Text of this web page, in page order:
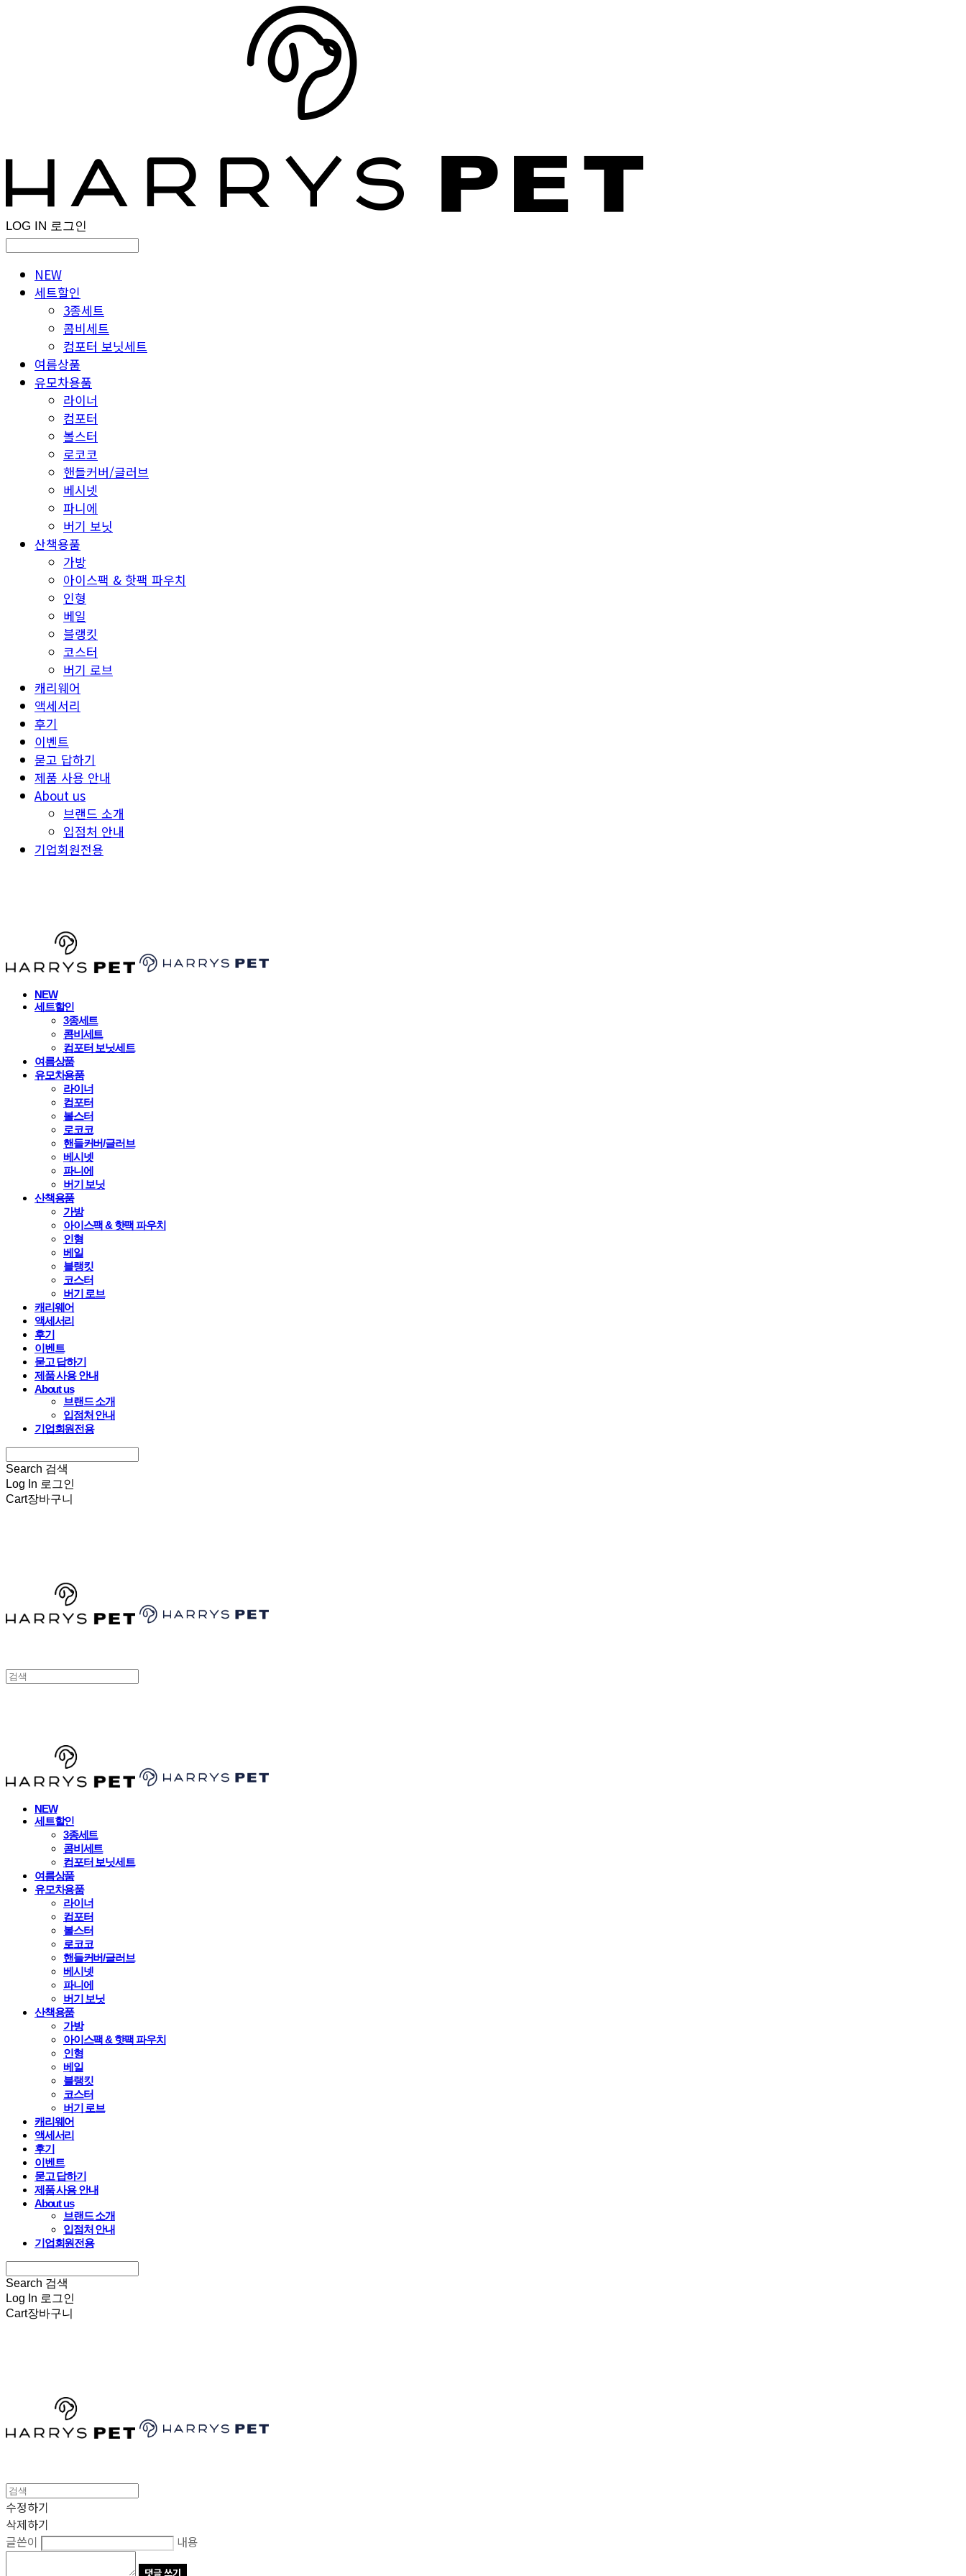
LOG IN 로그인
NEW
세트할인
3종세트
콤비세트
컴포터 보닛세트
여름상품
유모차용품
라이너
컴포터
볼스터
로코코
핸들커버/글러브
베시넷
파니에
버기 보닛
산책용품
가방
아이스팩 & 핫팩 파우치
인형
베일
블랭킷
코스터
버기 로브
캐리웨어
액세서리
후기
이벤트
묻고 답하기
제품 사용 안내
About us
브랜드 소개
입점처 안내
기업회원전용
NEW
세트할인
3종세트
콤비세트
컴포터 보닛세트
여름상품
유모차용품
라이너
컴포터
볼스터
로코코
핸들커버/글러브
베시넷
파니에
버기 보닛
산책용품
가방
아이스팩 & 핫팩 파우치
인형
베일
블랭킷
코스터
버기 로브
캐리웨어
액세서리
후기
이벤트
묻고 답하기
제품 사용 안내
About us
브랜드 소개
입점처 안내
기업회원전용
Search 검색
Log In 로그인
Cart장바구니
NEW
세트할인
3종세트
콤비세트
컴포터 보닛세트
여름상품
유모차용품
라이너
컴포터
볼스터
로코코
핸들커버/글러브
베시넷
파니에
버기 보닛
산책용품
가방
아이스팩 & 핫팩 파우치
인형
베일
블랭킷
코스터
버기 로브
캐리웨어
액세서리
후기
이벤트
묻고 답하기
제품 사용 안내
About us
브랜드 소개
입점처 안내
기업회원전용
Search 검색
Log In 로그인
Cart장바구니
수정하기
삭제하기
글쓴이
내용
댓글 쓰기